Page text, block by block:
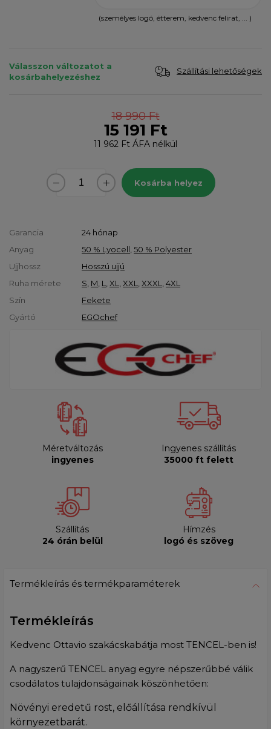
(személyes logó, étterem, kedvenc felirat, ... )
Válasszon változatot a
kosárbahelyezéshez
Szállítási lehetőségek
18 990 Ft
15 191 Ft
11 962 Ft ÁFA nélkül
Kosárba helyez
Garancia
24 hónap
Anyag
50 % Lyocell 50 % Polyester
Ujjhossz
Hosszú ujjú
Ruha mérete
S M L XL XXL XXXL
4XL
Szín
Fekete
Gyártó
EGOchef
Méretváltozás
ingyenes
Ingyenes szállítás
35000 ft felett
Szállítás
24 órán belül
Hímzés
logó és szöveg
Termékleírás és termékparaméterek
Termékleírás
Kedvenc Ottavio szakácskabátja most TENCEL-ben is!
A nagyszerű TENCEL anyag egyre népszerűbbé válik
csodálatos tulajdonságainak köszönhetően:
Növényi eredetű rost, előállítása rendkívül
környezetbarát.